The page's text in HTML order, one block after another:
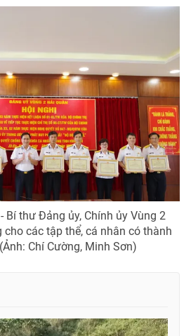
English
hình Việt Nam
VTV
Thị Mỹ Hạnh, Phạm Quốc Thắng,
Bí thư Đảng ủy, Chính ủy Vùng 2
các tập thể, cá nhân có thành
Chí Cường, Minh Sơn)